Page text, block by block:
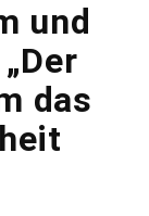
und
das